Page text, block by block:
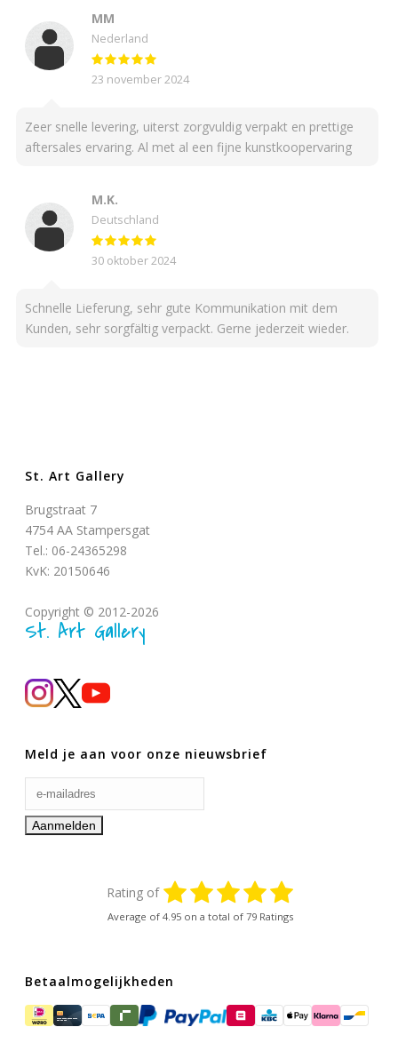
MM
Nederland
23 november 2024
Zeer snelle levering, uiterst zorgvuldig verpakt en prettige
aftersales ervaring. Al met al een fijne kunstkoopervaring
M.K.
Deutschland
30 oktober 2024
Schnelle Lieferung, sehr gute Kommunikation mit dem
Kunden, sehr sorgfältig verpackt. Gerne jederzeit wieder.
St. Art Gallery
Brugstraat 7
4754 AA Stampersgat
Tel.: 06-24365298
KvK: 20150646
Copyright © 2012-2026
St. Art Gallery
Meld je aan voor onze nieuwsbrief
Rating of
Average of 4.95 on a total of 79 Ratings
Betaalmogelijkheden